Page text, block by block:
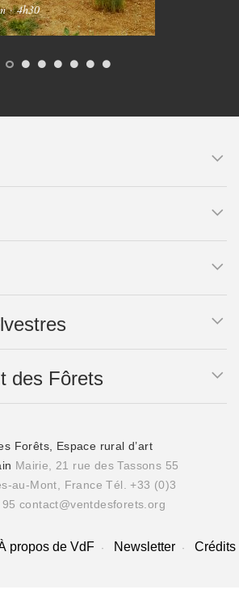
·4h30
des Fôrets
Forêts, Espace rural d’art
Mairie, 21 rue des Tassons 55
au-Mont, France Tél. +33 (0)3
contact@ventdesforets.org
propos de VdF Newsletter Crédits